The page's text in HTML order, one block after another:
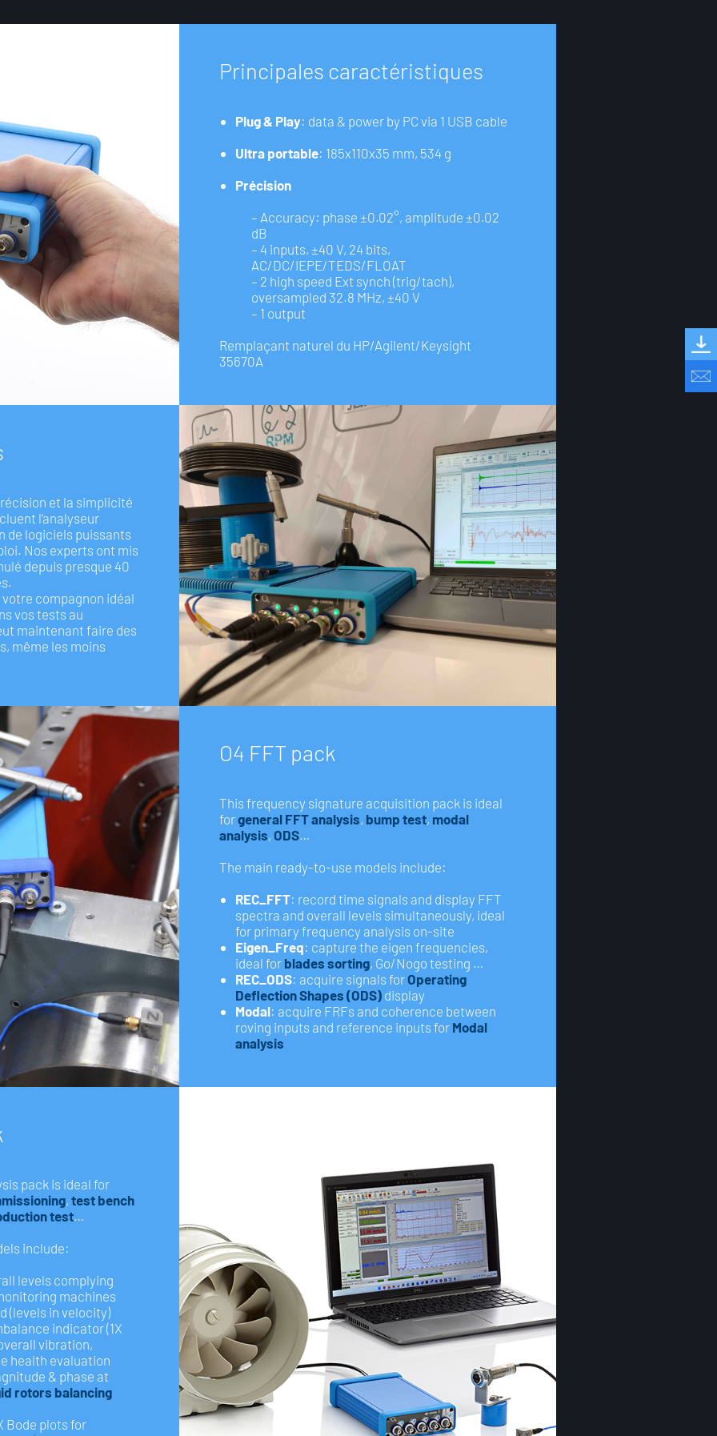
Principales caractéristiques
Plug & Play: data & power by PC via 1 USB cable
Ultra portable: 185x110x35 mm, 534 g
Précision
– Accuracy: phase ±0.02°, amplitude ±0.02
dB
– 4 inputs, ±40 V, 24 bits,
AC/DC/IEPE/TEDS/FLOAT
– 2 high speed Ext synch (trig/tach),
oversampled 32.8 MHz, ±40 V
– 1 output
Remplaçant naturel du HP/Agilent/Keysight
35670A
et la simplicité
l’analyseur
de logiciels puissants
Nos experts ont mis
depuis presque 40
compagnon idéal
vos tests au
maintenant faire des
même les moins
O4 FFT pack
This frequency signature acquisition pack is ideal
forgeneral FFT analysis, bump test, modal
analysis, ODS…
The main ready-to-use models include:
REC_FFT: record time signals and display FFT
spectra and overall levels simultaneously, ideal
for primary frequency analysis on-site ​
Eigen_Freq: capture the eigen frequencies,
ideal for blades sorting, Go/Nogo testing …
REC_ODS: acquire signals forOperating
Deflection Shapes (ODS)display
Modal: acquire FRFs and coherence between
roving inputs and reference inputs for Modal
analysis
pack is ideal for
, test bench
test…
include:
levels complying
machines
(levels in velocity)
indicator (1X
vibration,
health evaluation
& phase at
rotors balancing
Bode plots for